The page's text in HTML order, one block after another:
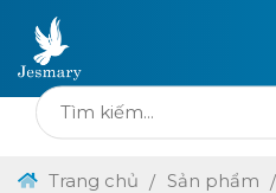
Trang chủ Sản phẩm